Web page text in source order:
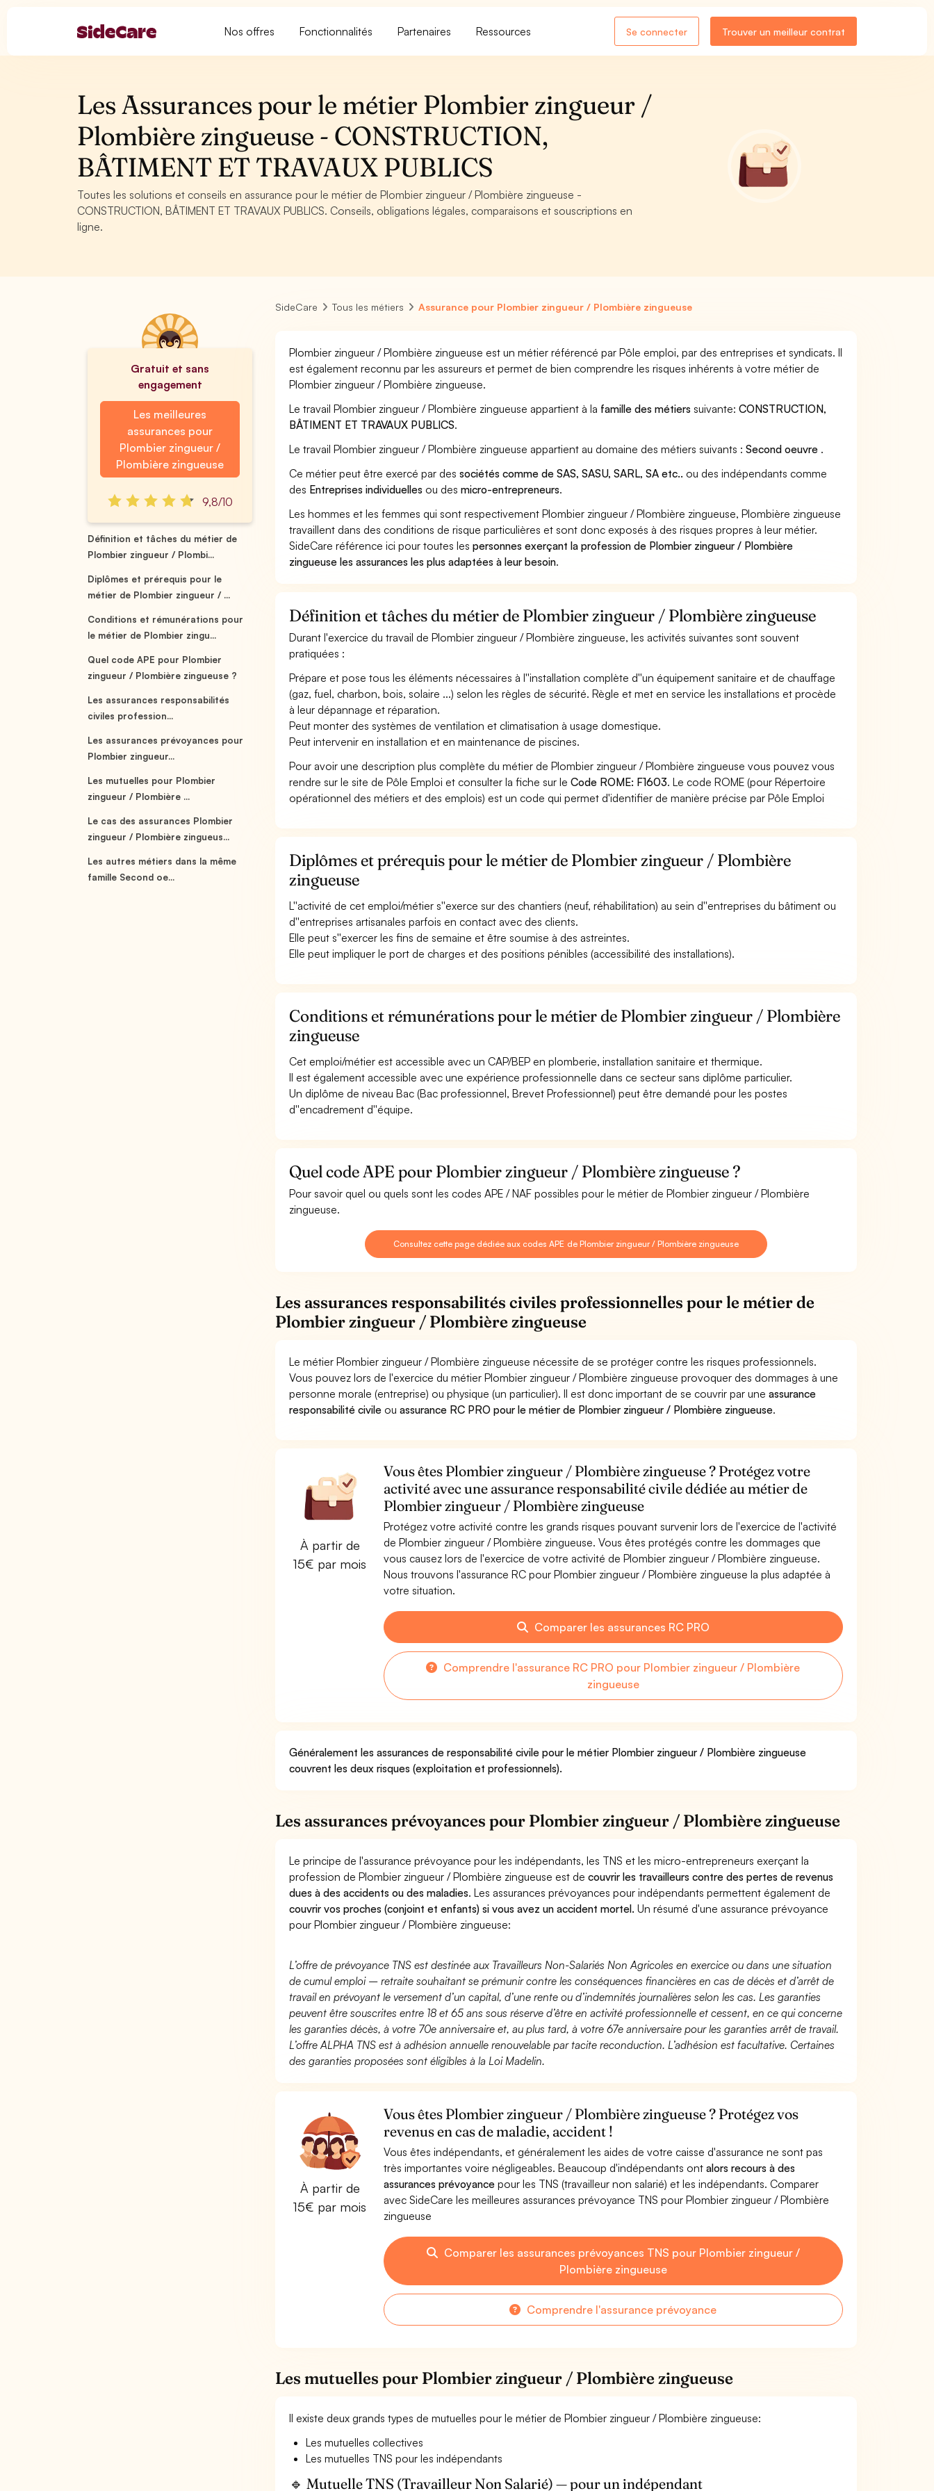
Nos offres Fonctionnalités Partenaires Ressources Se connecter Trouver un meilleur contrat
Les Assurances pour le métier Plombier zingueur /
Plombière zingueuse - CONSTRUCTION,
BÂTIMENT ET TRAVAUX PUBLICS
Toutes les solutions et conseils en assurance pour le métier de Plombier zingueur / Plombière zingueuse -
CONSTRUCTION, BÂTIMENT ET TRAVAUX PUBLICS. Conseils, obligations légales, comparaisons et souscriptions en
ligne.
Gratuit et sans
engagement
Les meilleures
assurances pour
Plombier zingueur /
Plombière zingueuse
9,8/10
Définition et tâches du métier de
Plombier zingueur / Plombi...
Diplômes et prérequis pour le
métier de Plombier zingueur / ...
Conditions et rémunérations pour
le métier de Plombier zingu...
Quel code APE pour Plombier
zingueur / Plombière zingueuse ?
Les assurances responsabilités
civiles profession...
Les assurances prévoyances pour
Plombier zingueur...
Les mutuelles pour Plombier
zingueur / Plombière ...
Le cas des assurances Plombier
zingueur / Plombière zingueus...
Les autres métiers dans la même
famille Second oe...
SideCare Tous les métiers Assurance pour Plombier zingueur / Plombière zingueuse
Plombier zingueur / Plombière zingueuse est un métier référencé par Pôle emploi, par des entreprises et syndicats. Il
est également reconnu par les assureurs et permet de bien comprendre les risques inhérents à votre métier de
Plombier zingueur / Plombière zingueuse.
Le travail Plombier zingueur / Plombière zingueuse appartient à la famille des métiers suivante:CONSTRUCTION,
BÂTIMENT ET TRAVAUX PUBLICS.
Le travail Plombier zingueur / Plombière zingueuse appartient au domaine des métiers suivants :Second oeuvre .
Ce métier peut être exercé par dessociétés comme de SAS, SASU, SARL, SA etc.. ou des indépendants comme
des Entreprises individuelles ou desmicro-entrepreneurs.
Les hommes et les femmes qui sont respectivement Plombier zingueur / Plombière zingueuse, Plombière zingueuse
travaillent dans des conditions de risque particulières et sont donc exposés à des risques propres à leur métier.
SideCare référence ici pour toutes lespersonnes exerçant la profession de Plombier zingueur / Plombière
zingueuse les assurances les plus adaptées à leur besoin.
Définition et tâches du métier de Plombier zingueur / Plombière zingueuse
Durant l'exercice du travail de Plombier zingueur / Plombière zingueuse, les activités suivantes sont souvent
pratiquées :
Prépare et pose tous les éléments nécessaires à l''installation complète d''un équipement sanitaire et de chauffage
(gaz, fuel, charbon, bois, solaire ...) selon les règles de sécurité. Règle et met en service les installations et procède
à leur dépannage et réparation.
Peut monter des systèmes de ventilation et climatisation à usage domestique.
Peut intervenir en installation et en maintenance de piscines.
Pour avoir une description plus complète du métier de Plombier zingueur / Plombière zingueuse vous pouvez vous
rendre sur le site de Pôle Emploi et consulter la fiche sur leCode ROME: F1603. Le code ROME (pour Répertoire
opérationnel des métiers et des emplois) est un code qui permet d'identifier de manière précise par Pôle Emploi
Diplômes et prérequis pour le métier de Plombier zingueur / Plombière
zingueuse
L''activité de cet emploi/métier s''exerce sur des chantiers (neuf, réhabilitation) au sein d''entreprises du bâtiment ou
d''entreprises artisanales parfois en contact avec des clients.
Elle peut s''exercer les fins de semaine et être soumise à des astreintes.
Elle peut impliquer le port de charges et des positions pénibles (accessibilité des installations).
Conditions et rémunérations pour le métier de Plombier zingueur / Plombière
zingueuse
Cet emploi/métier est accessible avec un CAP/BEP en plomberie, installation sanitaire et thermique.
Il est également accessible avec une expérience professionnelle dans ce secteur sans diplôme particulier.
Un diplôme de niveau Bac (Bac professionnel, Brevet Professionnel) peut être demandé pour les postes
d''encadrement d''équipe.
Quel code APE pour Plombier zingueur / Plombière zingueuse ?
Pour savoir quel ou quels sont les codes APE / NAF possibles pour le métier de Plombier zingueur / Plombière
zingueuse.
Consultez cette page dédiée aux codes APE de Plombier zingueur / Plombière zingueuse
Les assurances responsabilités civiles professionnelles pour le métier de
Plombier zingueur / Plombière zingueuse
Le métier Plombier zingueur / Plombière zingueuse nécessite de se protéger contre les risques professionnels.
Vous pouvez lors de l'exercice du métier Plombier zingueur / Plombière zingueuse provoquer des dommages à une
personne morale (entreprise) ou physique (un particulier). Il est donc important de se couvrir par uneassurance
responsabilité civile ouassurance RC PRO pour le métier de Plombier zingueur / Plombière zingueuse.
À partir de
15€ par mois
Vous êtes Plombier zingueur / Plombière zingueuse ? Protégez votre
activité avec une assurance responsabilité civile dédiée au métier de
Plombier zingueur / Plombière zingueuse
Protégez votre activité contre les grands risques pouvant survenir lors de l'exercice de l'activité
de Plombier zingueur / Plombière zingueuse. Vous êtes protégés contre les dommages que
vous causez lors de l'exercice de votre activité de Plombier zingueur / Plombière zingueuse.
Nous trouvons l'assurance RC pour Plombier zingueur / Plombière zingueuse la plus adaptée à
votre situation.
Comparer les assurances RC PRO
Comprendre l'assurance RC PRO pour Plombier zingueur / Plombière
zingueuse
Généralement les assurances de responsabilité civile pour le métier Plombier zingueur / Plombière zingueuse
couvrent les deux risques (exploitation et professionnels).
Les assurances prévoyances pour Plombier zingueur / Plombière zingueuse
Le principe de l'assurance prévoyance pour les indépendants, les TNS et les micro-entrepreneurs exerçant la
profession de Plombier zingueur / Plombière zingueuse est decouvrir les travailleurs contre des pertes de revenus
dues à des accidents ou des maladies. Les assurances prévoyances pour indépendants permettent également de
couvrir vos proches (conjoint et enfants) si vous avez un accident mortel. Un résumé d'une assurance prévoyance
pour Plombier zingueur / Plombière zingueuse:
L’offre de prévoyance TNS est destinée aux Travailleurs Non-Salariés Non Agricoles en exercice ou dans une situation
de cumul emploi – retraite souhaitant se prémunir contre les conséquences financières en cas de décès et d’arrêt de
travail en prévoyant le versement d’un capital, d’une rente ou d’indemnités journalières selon les cas. Les garanties
peuvent être souscrites entre 18 et 65 ans sous réserve d’être en activité professionnelle et cessent, en ce qui concerne
les garanties décès, à votre 70e anniversaire et, au plus tard, à votre 67e anniversaire pour les garanties arrêt de travail.
L’offre ALPHA TNS est à adhésion annuelle renouvelable par tacite reconduction. L’adhésion est facultative. Certaines
des garanties proposées sont éligibles à la Loi Madelin.
À partir de
15€ par mois
Vous êtes Plombier zingueur / Plombière zingueuse ? Protégez vos
revenus en cas de maladie, accident !
Vous êtes indépendants, et généralement les aides de votre caisse d'assurance ne sont pas
très importantes voire négligeables. Beaucoup d'indépendants ont alors recours à des
assurances prévoyancepour les TNS (travailleur non salarié) et les indépendants. Comparer
avec SideCare les meilleures assurances prévoyance TNS pour Plombier zingueur / Plombière
zingueuse
Comparer les assurances prévoyances TNS pour Plombier zingueur /
Plombière zingueuse
Comprendre l'assurance prévoyance
Les mutuelles pour Plombier zingueur / Plombière zingueuse
Il existe deux grands types de mutuelles pour le métier de Plombier zingueur / Plombière zingueuse:
Les mutuelles collectives
Les mutuelles TNS pour les indépendants
🔹 Mutuelle TNS (Travailleur Non Salarié) — pour un indépendant